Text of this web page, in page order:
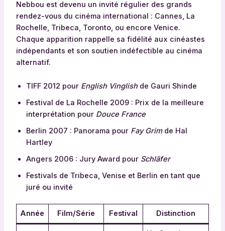
Nebbou est devenu un invité régulier des grands
rendez-vous du cinéma international : Cannes, La
Rochelle, Tribeca, Toronto, ou encore Venice.
Chaque apparition rappelle sa fidélité aux cinéastes
indépendants et son soutien indéfectible au cinéma
alternatif.
TIFF 2012 pour English Vinglishde Gauri Shinde
Festival de La Rochelle 2009 : Prix de la meilleure
interprétation pour Douce France
Berlin 2007 : Panorama pour Fay Grimde Hal
Hartley
Angers 2006 : Jury Award pour Schläfer
Festivals de Tribeca, Venise et Berlin en tant que
juré ou invité
Année Film/Série Festival Distinction